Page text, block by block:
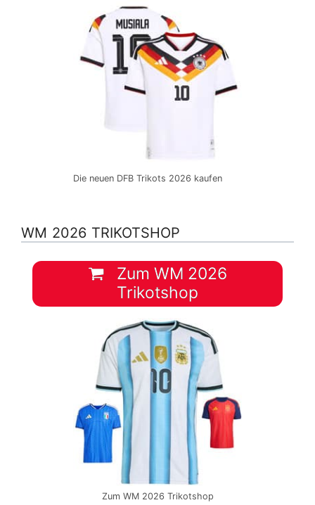
Die neuen DFB Trikots 2026 kaufen
WM 2026 TRIKOTSHOP
Zum WM 2026
Trikotshop
Zum WM 2026 Trikotshop